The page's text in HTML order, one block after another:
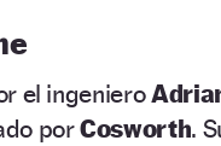
el ingeniero
porCosworth.